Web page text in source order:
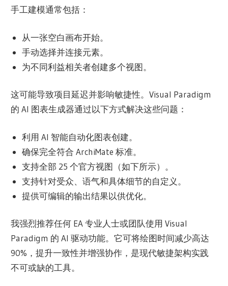
手工建模通常包括：
从一张空白画布开始。
手动选择并连接元素。
为不同利益相关者创建多个视图。
这可能导致项目延迟并影响敏捷性。Visual Paradigm
的 AI 图表生成器通过以下方式解决这些问题：
利用 AI 智能自动化图表创建。
确保完全符合 ArchiMate 标准。
支持全部 25 个官方视图（如下所示）。
支持针对受众、语气和具体细节的自定义。
提供可编辑的输出结果以供优化。
我强烈推荐任何 EA 专业人士或团队使用 Visual
Paradigm 的 AI 驱动功能。它可将绘图时间减少高达
90%，提升一致性并增强协作，是现代敏捷架构实践
不可或缺的工具。